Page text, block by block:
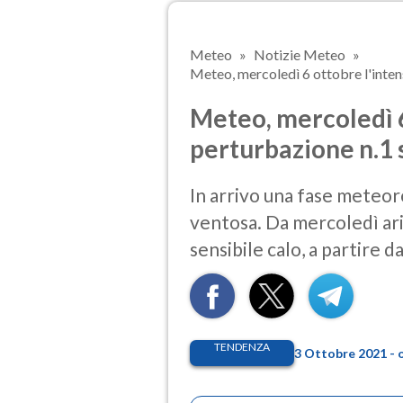
Meteo
Notizie Meteo
Meteo, mercoledì 6 ottobre
Meteo,
perturbazione n.1
In arrivo una fase
ventosa. Da mercoledì
sensibile calo, a partire
TENDENZA 3 Ottobre 2021 -